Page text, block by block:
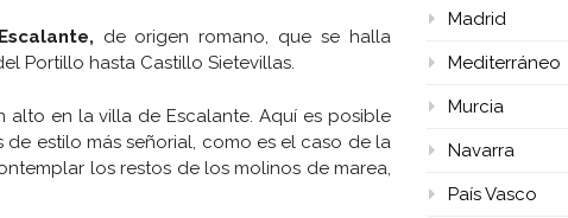
de origen romano, que se halla
Portillo hasta Castillo Sietevillas.
en la villa de Escalante. Aquí es posible
estilo más señorial, como es el caso de la
los restos de los molinos de marea,
Madrid
Mediterráneo
Murcia
Navarra
País Vasco